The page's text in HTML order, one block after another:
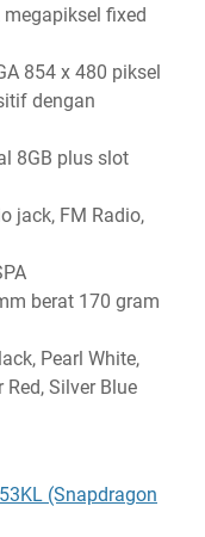
fixed
854 x 480 piksel
dengan
8GB plus slot
jack, FM Radio,
berat 170 gram
Pearl White,
Red, Silver Blue
(Snapdragon